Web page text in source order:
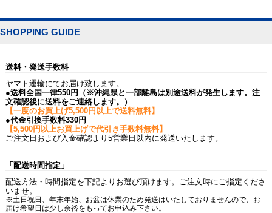
SHOPPING GUIDE
送料・発送手数料
ヤマト運輸にてお届け致します。
●送料全国一律550円（※沖縄県と一部離島は別途送料が発生します。注
文確認後に送料をご連絡します。）
【一度のお買上げ5,500円以上で送料無料】
●代金引換手数料330円
【5,500円以上お買上げで代引き手数料無料】
ご注文日および入金確認より5営業日以内に発送いたします。
「配送時間指定」
配送方法・時間指定を下記よりお選び頂けます。ご注文時にご指定くださ
いませ。
※土日祝日、年末年始、お盆は休業のため発送はいたしておりませんので、お
届け希望日は少し余裕をもってお申込み下さい。